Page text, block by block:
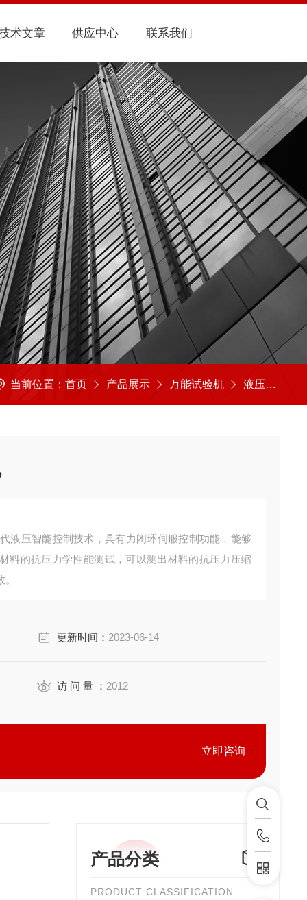
术文章 供应中心 联系我们
当前位置： 首页 产品展示 万能试验机 液压万能试验机
液压智能控制技术，具有力闭环伺服控制功能，能够
料的抗压力学性能测试，可以测出材料的抗压力压缩
更新时间： 2023-06-14
访 问 量 ： 2012
立即咨询
产品分类
PRODUCT CLASSIFICATION